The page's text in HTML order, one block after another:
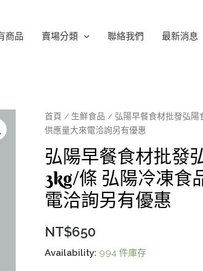
商品 賣場分類 聯絡我們 最新消息
首頁 / 生鮮食品 / 弘陽早餐食材批發弘陽
供應量大來電洽詢另有優惠
弘陽早餐食材批發
3kg/條 弘陽冷凍食
電洽詢另有優惠
NT$650
Availability: 994 件庫存